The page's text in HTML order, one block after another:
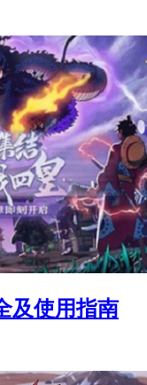
及使用指南